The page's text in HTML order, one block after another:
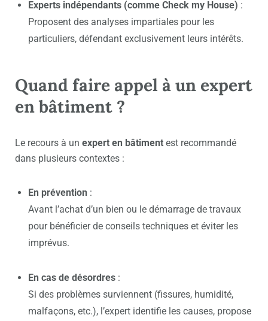
Experts indépendants (comme Check my House) :
Proposent des analyses impartiales pour les
particuliers, défendant exclusivement leurs intérêts.
Quand faire appel à un expert
en bâtiment ?
Le recours à un expert en bâtiment est recommandé
dans plusieurs contextes :
En prévention :
Avant l’achat d’un bien ou le démarrage de travaux
pour bénéficier de conseils techniques et éviter les
imprévus.
En cas de désordres :
Si des problèmes surviennent (fissures, humidité,
malfaçons, etc.), l’expert identifie les causes, propose